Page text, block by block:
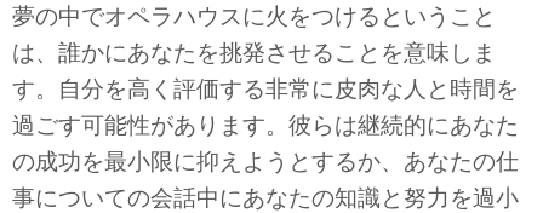
夢の中でオペラハウスに火をつけるということ
は、誰かにあなたを挑発させることを意味しま
す。自分を高く評価する非常に皮肉な人と時間を
過ごす可能性があります。彼らは継続的にあなた
の成功を最小限に抑えようとするか、あなたの仕
事についての会話中にあなたの知識と努力を過小